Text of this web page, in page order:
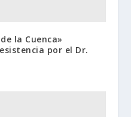
la Cuenca»
por el Dr.